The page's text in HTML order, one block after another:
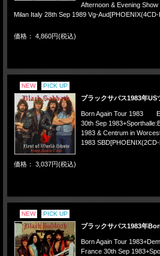
Afternoon & Evening
Milan Italy 28th Sep 1989 Vg-
価格： 4,860円(税込)
NEW PICK UP
ブラックサバス1983年
Born Again Tour 1983
30th Sep
1983 & Centrum in
1983
価格： 3,037円(税込)
NEW PICK UP
ブラックサバス1983年
Born Again Tour
France 30th Sep